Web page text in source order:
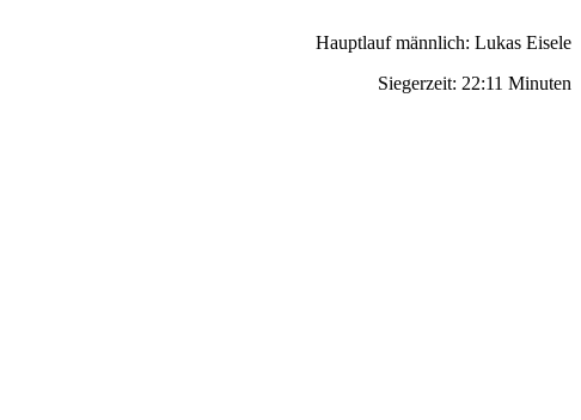
Hauptlauf männlich: Lukas Eisele
Siegerzeit: 22:11 Minuten